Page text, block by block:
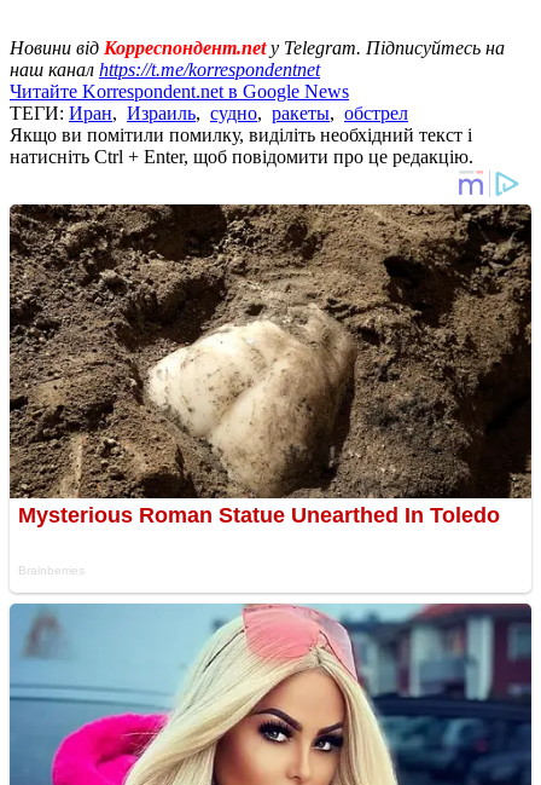
Новини від Корреспондент.netу Telegram. Підписуйтесь на
наш канал https://t.me/korrespondentnet
Читайте Korrespondent.net в Google News
ТЕГИ: Иран, Израиль, судно, ракеты, обстрел
Якщо ви помітили помилку, виділіть необхідний текст і
натисніть Ctrl + Enter, щоб повідомити про це редакцію.